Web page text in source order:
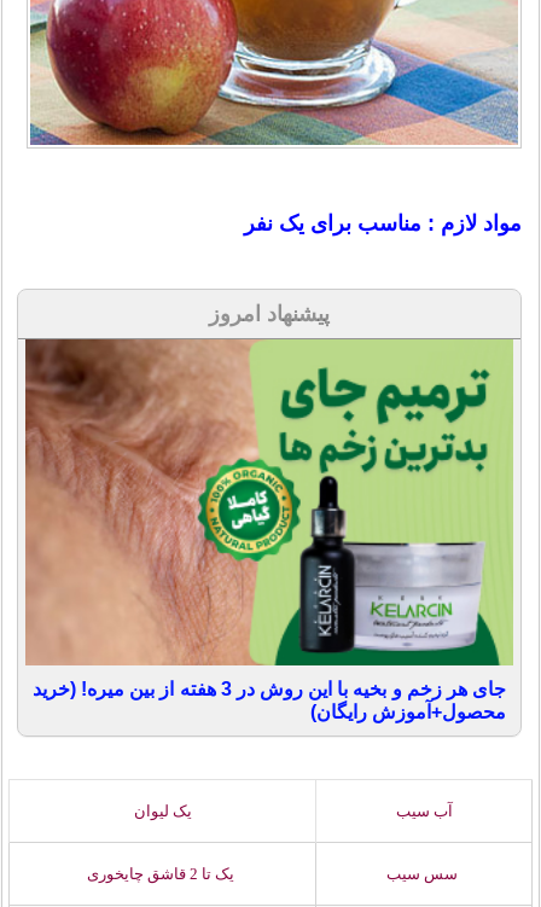
مواد لازم : مناسب برای یک نفر
پیشنهاد امروز
جای هر زخم و بخیه با این روش در 3 هفته از بین میره! (خرید
محصول+آموزش رایگان)
آب سیب یک لیوان
سس سیب یک تا 2 قاشق چایخوری